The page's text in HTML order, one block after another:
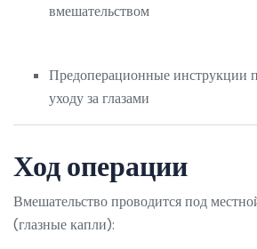
вмешательством
Предоперационные инструкции
уходу за глазами
Ход операции
Вмешательство проводится под
(глазные капли):